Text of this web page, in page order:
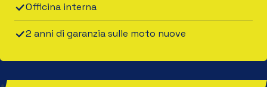
Officina interna
2 anni di garanzia sulle moto nuove